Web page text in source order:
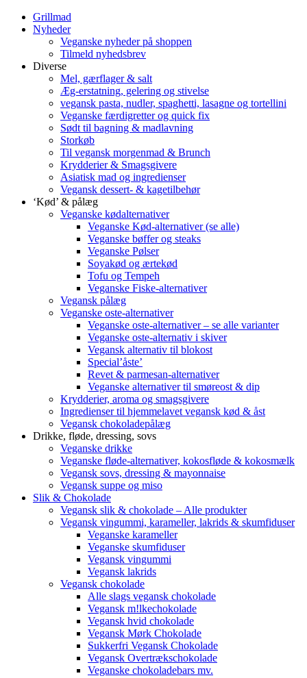
Grillmad
Nyheder
Veganske nyheder på shoppen
Tilmeld nyhedsbrev
Diverse
Mel, gærflager & salt
Æg-erstatning, gelering og stivelse
vegansk pasta, nudler, spaghetti, lasagne og tortellini
Veganske færdigretter og quick fix
Sødt til bagning & madlavning
Storkøb
Til vegansk morgenmad & Brunch
Krydderier & Smagsgivere
Asiatisk mad og ingredienser
Vegansk dessert- & kagetilbehør
‘Kød’ & pålæg
Veganske kødalternativer
Veganske Kød-alternativer (se alle)
Veganske bøffer og steaks
Veganske Pølser
Soyakød og ærtekød
Tofu og Tempeh
Veganske Fiske-alternativer
Vegansk pålæg
Veganske oste-alternativer
Veganske oste-alternativer – se alle varianter
Veganske oste-alternativ i skiver
Vegansk alternativ til blokost
Special’åste’
Revet & parmesan-alternativer
Veganske alternativer til smøreost & dip
Krydderier, aroma og smagsgivere
Ingredienser til hjemmelavet vegansk kød & åst
Vegansk chokoladepålæg
Drikke, fløde, dressing, sovs
Veganske drikke
Veganske fløde-alternativer, kokosfløde & kokosmælk
Vegansk sovs, dressing & mayonnaise
Vegansk suppe og miso
Slik & Chokolade
Vegansk slik & chokolade – Alle produkter
Vegansk vingummi, karameller, lakrids & skumfiduser
Veganske karameller
Veganske skumfiduser
Vegansk vingummi
Vegansk lakrids
Vegansk chokolade
Alle slags vegansk chokolade
Vegansk m!lkechokolade
Vegansk hvid chokolade
Vegansk Mørk Chokolade
Sukkerfri Vegansk Chokolade
Vegansk Overtrækschokolade
Veganske chokoladebars mv.